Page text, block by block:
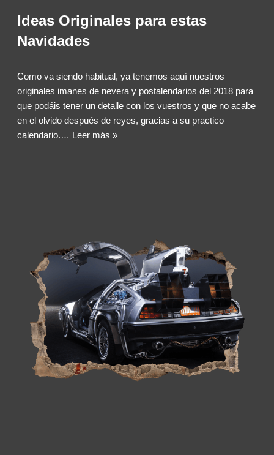
Ideas Originales para estas
Navidades
Como va siendo habitual, ya tenemos aquí nuestros
originales imanes de nevera y postalendarios del 2018 para
que podáis tener un detalle con los vuestros y que no acabe
en el olvido después de reyes, gracias a su practico
calendario.… Leer más »